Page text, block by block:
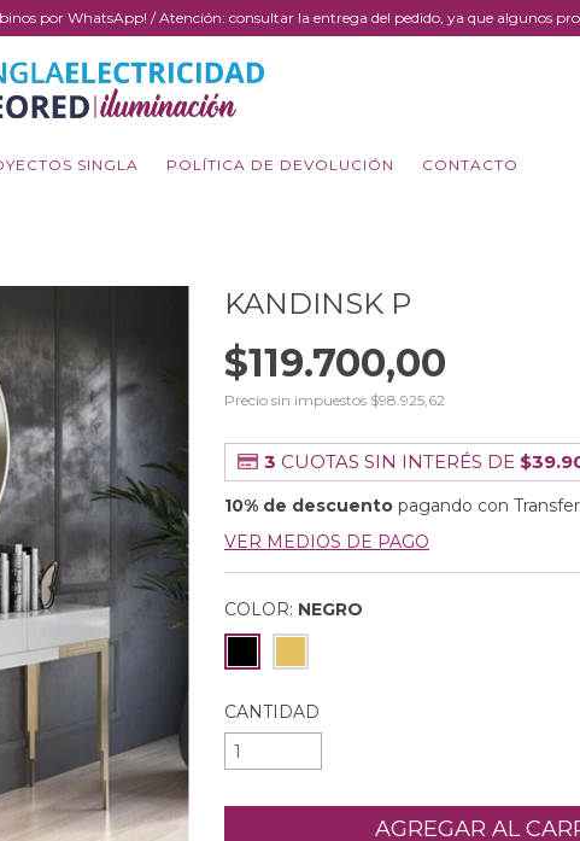
por WhatsApp! / Atención: consultar la entrega del pedido, ya que algunos
SINGLA POLÍTICA DE DEVOLUCIÓN CONTACTO
KANDINSK P
$119.700,00
Precio sin impuestos $98.925,62
3 CUOTAS SIN INTERÉS DE
10% de descuento pagando con
VER MEDIOS DE PAGO
COLOR: NEGRO
CANTIDAD